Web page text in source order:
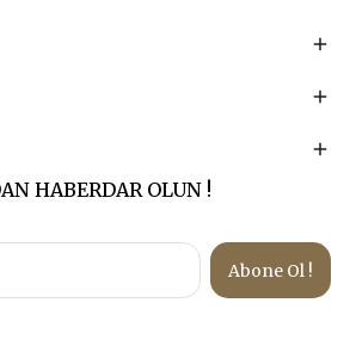
HABERDAR OLUN !
Abone Ol !